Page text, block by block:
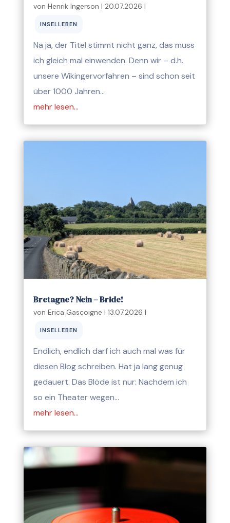
von Henrik Ingerson | 20.07.2026 |
INSELLEBEN
Na ja, der Titel stimmt nicht ganz, das muss
ich gleich mal einwenden. Denn wir – d.h.
unsere Wikingervorfahren – sind schon seit
über 1000 Jahren…
mehr lesen…
Bretagne? Nein – Bride!
von Erica Gascoigne | 13.07.2026 |
INSELLEBEN
Endlich, endlich darf ich auch mal was für
diesen Blog schreiben. Hat ja lang genug
gedauert. Das Blöde ist nur: Nachdem ich
so ein Theater wegen…
mehr lesen…